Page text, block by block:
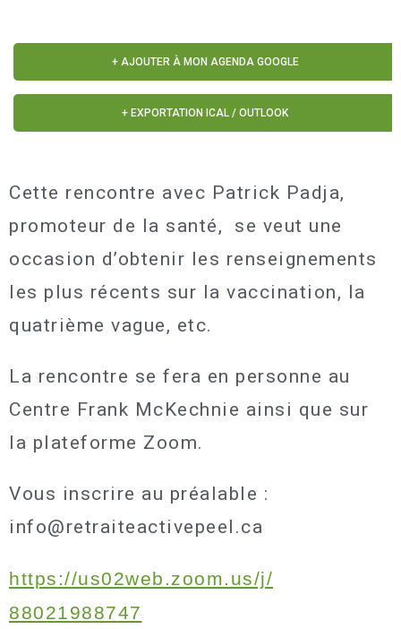
+ AJOUTER À MON AGENDA GOOGLE
+ EXPORTATION ICAL / OUTLOOK
Cette rencontre avec Patrick Padja,
promoteur de la santé, se veut une
occasion d’obtenir les renseignements
les plus récents sur la vaccination, la
quatrième vague, etc.
La rencontre se fera en personne au
Centre Frank McKechnie ainsi que sur
la plateforme Zoom.
Vous inscrire au préalable :
info@retraiteactivepeel.ca
https://us02web.zoom.us/j/
88021988747